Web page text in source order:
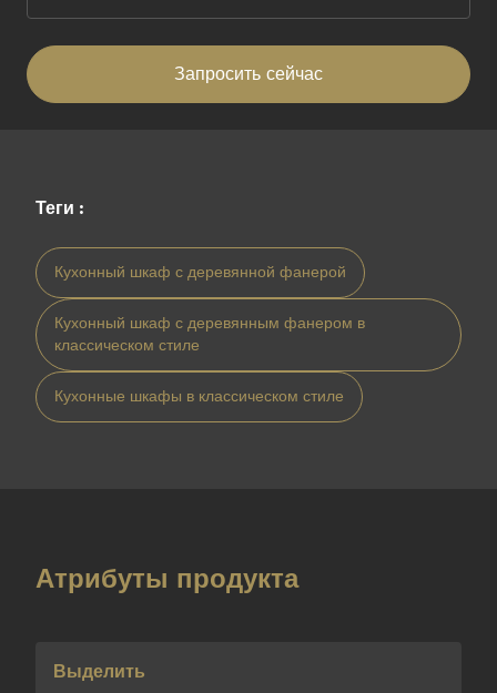
Запросить сейчас
Теги :
Кухонный шкаф с деревянной фанерой
Кухонный шкаф с деревянным фанером в
классическом стиле
Кухонные шкафы в классическом стиле
Атрибуты продукта
Выделить